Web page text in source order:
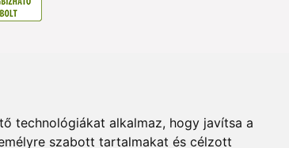
technológiákat alkalmaz, hogy javítsa a
szabott tartalmakat és célzott